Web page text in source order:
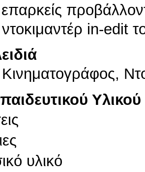
επαρκείς
Υλικού
υλικό